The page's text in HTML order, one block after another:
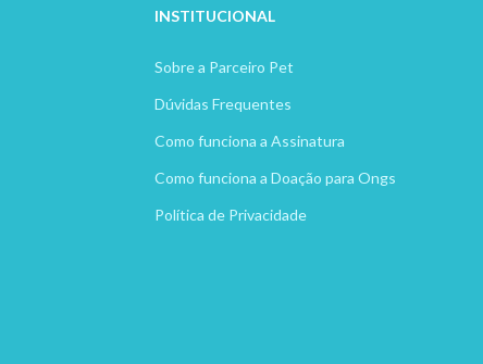
INSTITUCIONAL
Sobre a Parceiro Pet
Dúvidas Frequentes
Como funciona a Assinatura
Como funciona a Doação para Ongs
Política de Privacidade